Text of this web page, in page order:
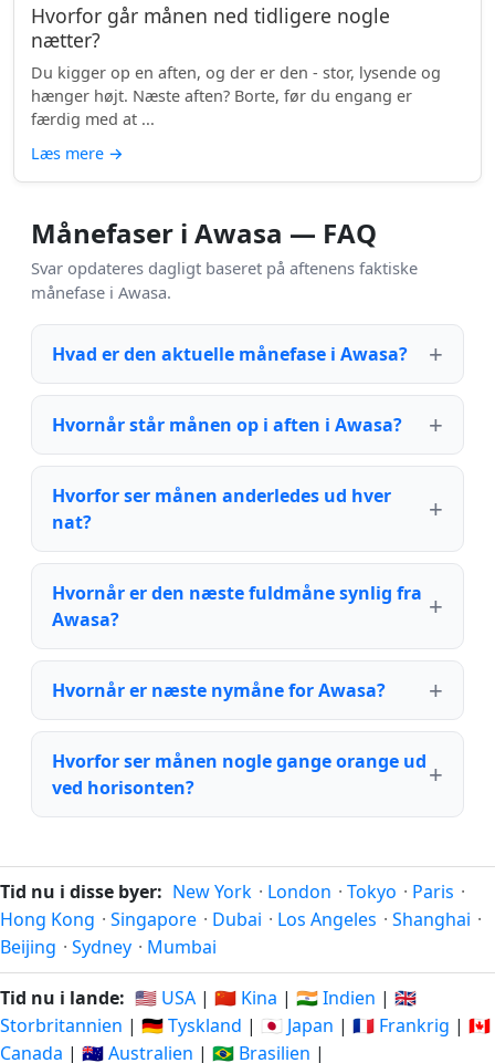
Hvorfor går månen ned tidligere nogle
nætter?
Du kigger op en aften, og der er den - stor, lysende og
hænger højt. Næste aften? Borte, før du engang er
færdig med at ...
Læs mere →
Månefaser i Awasa — FAQ
Svar opdateres dagligt baseret på aftenens faktiske
månefase i Awasa.
Hvad er den aktuelle månefase i Awasa?
Hvornår står månen op i aften i Awasa?
Hvorfor ser månen anderledes ud hver
nat?
Hvornår er den næste fuldmåne synlig fra
Awasa?
Hvornår er næste nymåne for Awasa?
Hvorfor ser månen nogle gange orange ud
ved horisonten?
Tid nu i disse byer: New York · London · Tokyo · Paris ·
Hong Kong · Singapore · Dubai · Los Angeles · Shanghai ·
Beijing · Sydney · Mumbai
Tid nu i lande: 🇺🇸 USA | 🇨🇳 Kina | 🇮🇳 Indien | 🇬🇧
Storbritannien | 🇩🇪 Tyskland | 🇯🇵 Japan | 🇫🇷 Frankrig | 🇨🇦
Canada | 🇦🇺 Australien | 🇧🇷 Brasilien |